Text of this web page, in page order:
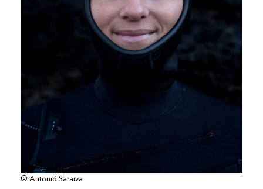
© Antonió Saraiva